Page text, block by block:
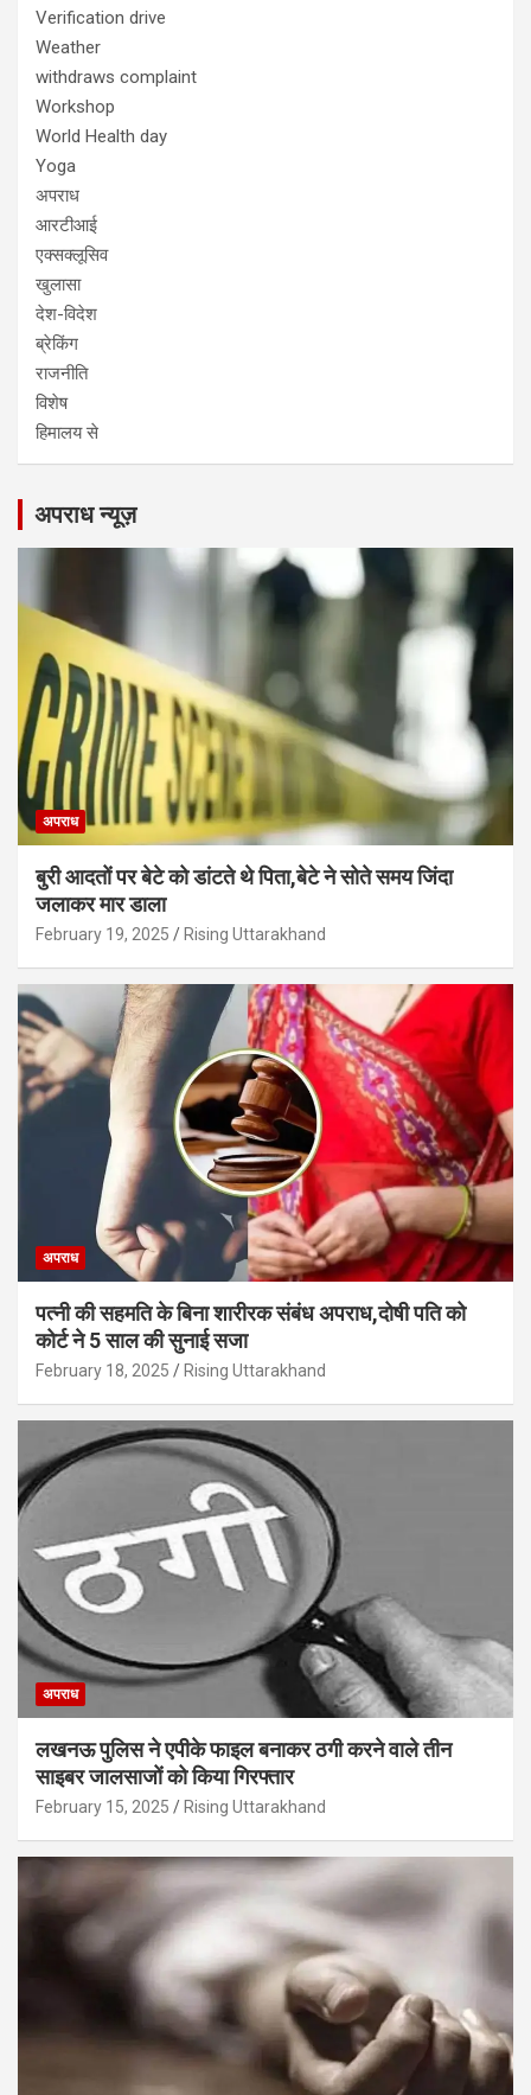
Verification drive
Weather
withdraws complaint
Workshop
World Health day
Yoga
अपराध
आरटीआई
एक्सक्लूसिव
खुलासा
देश-विदेश
ब्रेकिंग
राजनीति
विशेष
हिमालय से
अपराध न्यूज़
अपराध
बुरी आदतों पर बेटे को डांटते थे पिता,बेटे ने सोते समय जिंदा
जलाकर मार डाला
February 19, 2025 Rising Uttarakhand
अपराध
पत्नी की सहमति के बिना शारीरक संबंध अपराध,दोषी पति को
कोर्ट ने 5 साल की सुनाई सजा
February 18, 2025 Rising Uttarakhand
अपराध
लखनऊ पुलिस ने एपीके फाइल बनाकर ठगी करने वाले तीन
साइबर जालसाजों को किया गिरफ्तार
February 15, 2025 Rising Uttarakhand